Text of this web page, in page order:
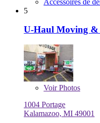
5
U-Haul Moving &
VoirPhotos
1004 Portage
Kalamazoo, MI 49001